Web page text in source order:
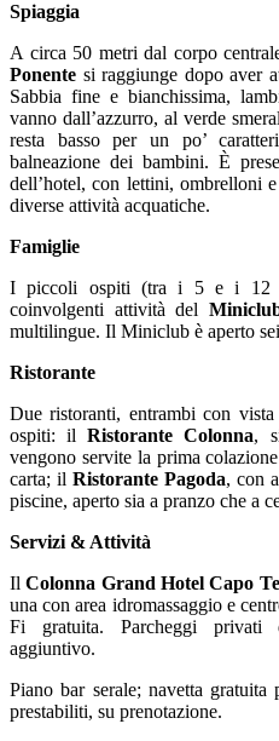
Spiaggia
A circa 50 metri dal corpo
Ponente si raggiunge dopo aver
Sabbia fine e bianchissima,
vanno dall’azzurro, al verde
resta basso per un po’
balneazione dei bambini. È
dell’hotel, con lettini, ombrelloni
diverse attività acquatiche.
Famiglie
I piccoli ospiti (tra i 5 e i 12
coinvolgenti attività del
multilingue. Il Miniclub è aperto
Ristorante
Due ristoranti, entrambi con
ospiti: ilRistorante Colonna,
vengono servite la prima
carta; il Ristorante Pagoda, con
piscine, aperto sia a pranzo che a
Servizi & Attività
IlColonna Grand Hotel Capo
una con area idromassaggio e
Fi gratuita. Parcheggi privati
aggiuntivo.
Piano bar serale; navetta
prestabiliti, su prenotazione.